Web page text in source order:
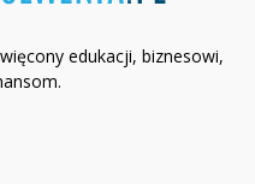
edukacji, biznesowi,